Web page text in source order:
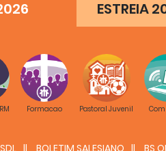
programámos. O nosso
mostra-nos que a abertura do
guardada e exercitada
se não deixarmos que Deus
aquilo que supera a nossa
se é a forma primeira do amor
ESTREIA
Formacao Pastoral Juvenil